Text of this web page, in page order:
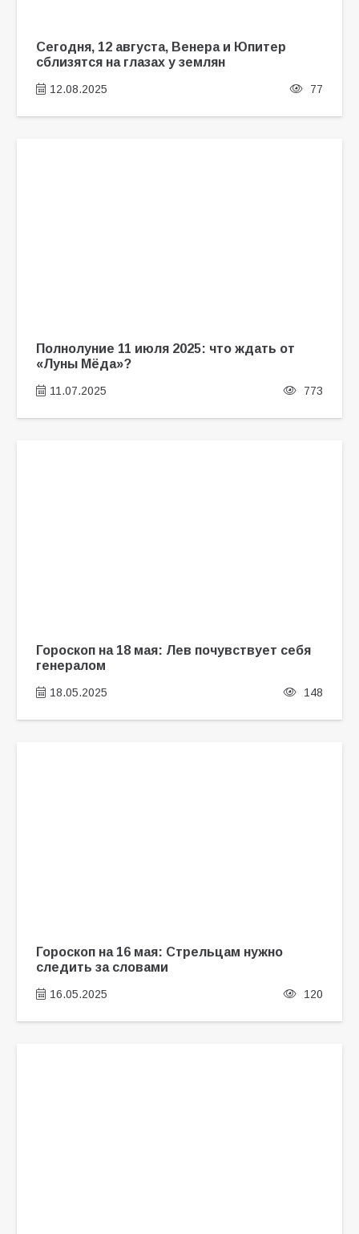
Сегодня, 12 августа, Венера и Юпитер
сблизятся на глазах у землян
12.08.2025 77
Полнолуние 11 июля 2025: что ждать от
«Луны Мёда»?
11.07.2025 773
Гороскоп на 18 мая: Лев почувствует себя
генералом
18.05.2025 148
Гороскоп на 16 мая: Стрельцам нужно
следить за словами
16.05.2025 120